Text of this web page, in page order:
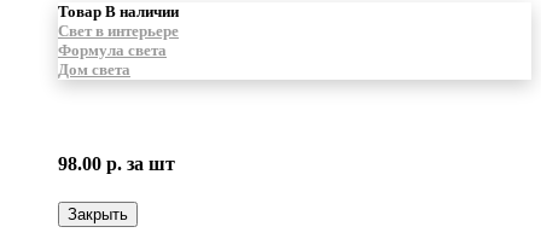
Товар В наличии
Свет в интерьере
Формула света
Дом света
98.00 р. за шт
Закрыть